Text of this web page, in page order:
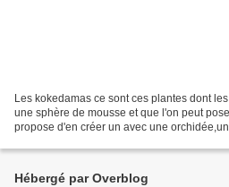
Les kokedamas ce sont ces plantes dont
une sphère de mousse et que l'on peut
propose d'en créer un avec une
Hébergé par Overblog